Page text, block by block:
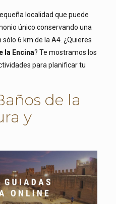
localidad que puede
único conservando una
6 km de la A4. ¿Quieres
la Encina? Te mostramos los
para planificar tu
de la
y